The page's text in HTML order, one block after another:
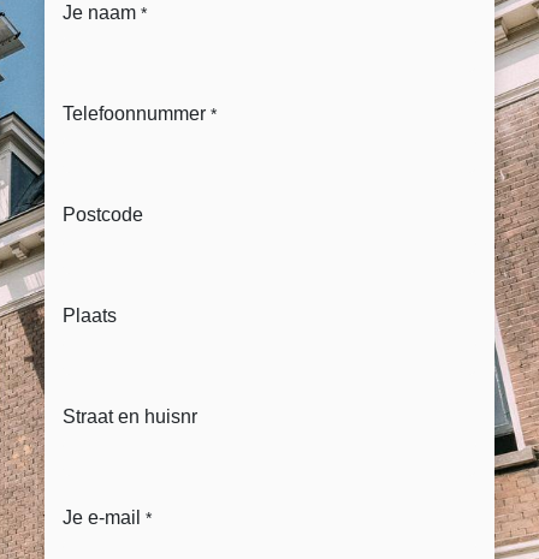
Je naam *
Telefoonnummer *
Postcode
Plaats
Straat en huisnr
Je e-mail *